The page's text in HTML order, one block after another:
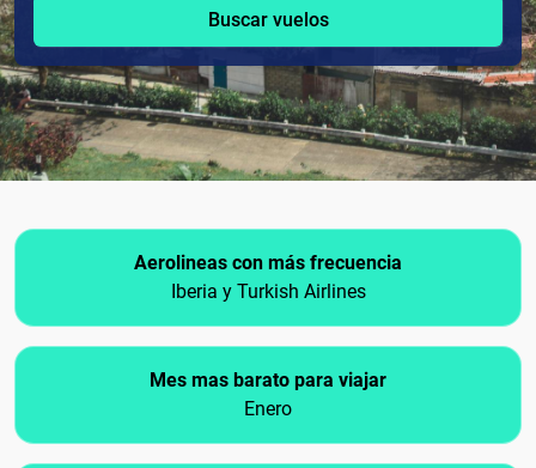
Buscar vuelos
Aerolineas con más frecuencia
Iberia y Turkish Airlines
Mes mas barato para viajar
Enero